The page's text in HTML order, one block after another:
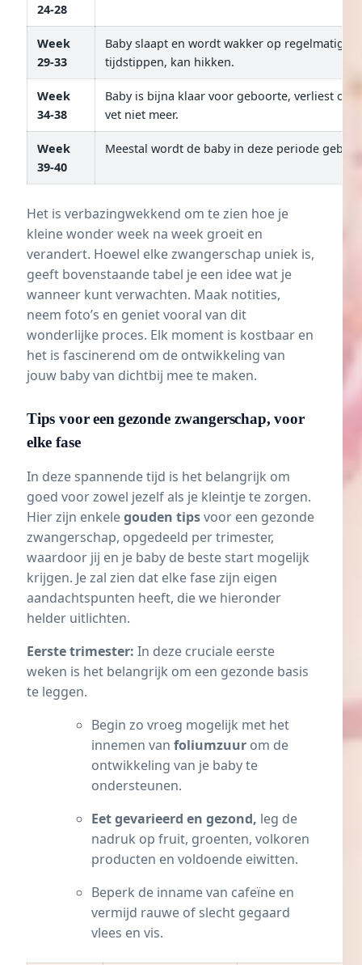
24-28
Week
29-33
Baby slaapt en wordt wakker op regelmatige
tijdstippen, kan hikken.
Week
34-38
Baby is bijna klaar voor geboorte, verliest
vet niet meer.
Week
39-40
Meestal wordt de baby in deze periode
Het is verbazingwekkend om te zien hoe je
kleine wonder week na week groeit en
verandert. Hoewel elke zwangerschap uniek is,
geeft bovenstaande tabel je een idee wat je
wanneer kunt verwachten. Maak notities,
neem foto’s en geniet vooral van dit
wonderlijke proces. Elk moment is kostbaar en
het is fascinerend om de ontwikkeling van
jouw baby van dichtbij mee te maken.
Tips voor een gezonde zwangerschap, voor
elke fase
In deze spannende tijd is het belangrijk om
goed voor zowel jezelf als je kleintje te zorgen.
Hier zijn enkelegouden tipsvoor een gezonde
zwangerschap, opgedeeld per trimester,
waardoor jij en je baby de beste start mogelijk
krijgen. Je zal zien dat elke fase zijn eigen
aandachtspunten heeft, die we hieronder
helder uitlichten.
Eerste trimester: In deze cruciale eerste
weken is het belangrijk om een gezonde basis
te leggen.
Begin zo vroeg mogelijk met het
innemen van foliumzuur om de
ontwikkeling van je baby te
ondersteunen.
Eet gevarieerd en gezond, leg de
nadruk op fruit, groenten, volkoren
producten en voldoende eiwitten.
Beperk de inname van cafeïne en
vermijd rauwe of slecht gegaard
vlees en vis.